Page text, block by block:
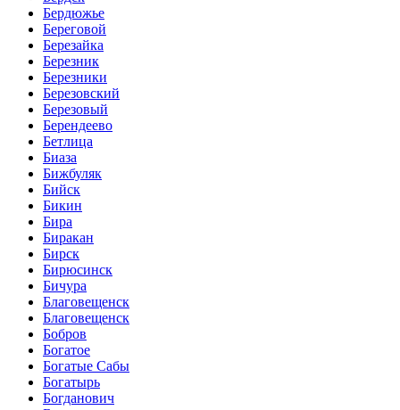
Бердюжье
Береговой
Березайка
Березник
Березники
Березовский
Березовый
Берендеево
Бетлица
Биаза
Бижбуляк
Бийск
Бикин
Бира
Биракан
Бирск
Бирюсинск
Бичура
Благовещенск
Благовещенск
Бобров
Богатое
Богатые Сабы
Богатырь
Богданович